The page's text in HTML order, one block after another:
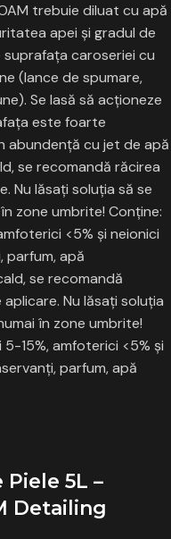
trebuie diluat cu apă
apei şi gradul de
suprafața caroseriei cu
(lance de spumare,
Se lasă să acționeze
este foarte
abundență cu jet de apă
se recomandă răcirea
Nu lăsați soluția să se
zone umbrite! Conține:
<5% și neionici
parfum, apă
se recomandă
Nu lăsați soluția
în zone umbrite!
15%, amfoterici <5% și
parfum, apă
5L –
Detailing